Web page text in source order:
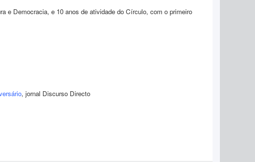
e Democracia, e 10 anos de atividade do Círculo, com o primeiro
, jornal Discurso Directo